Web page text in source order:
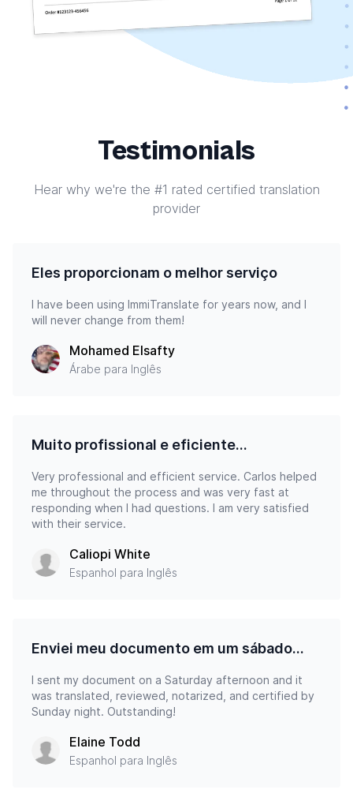
Testimonials
Hear why we're the #1 rated certified translation
provider
Eles proporcionam o melhor serviço
I have been using ImmiTranslate for years now, and I
will never change from them!
Mohamed Elsafty
Árabe para Inglês
Muito profissional e eficiente...
Very professional and efficient service. Carlos helped
me throughout the process and was very fast at
responding when I had questions. I am very satisfied
with their service.
Caliopi White
Espanhol para Inglês
Enviei meu documento em um sábado...
I sent my document on a Saturday afternoon and it
was translated, reviewed, notarized, and certified by
Sunday night. Outstanding!
Elaine Todd
Espanhol para Inglês